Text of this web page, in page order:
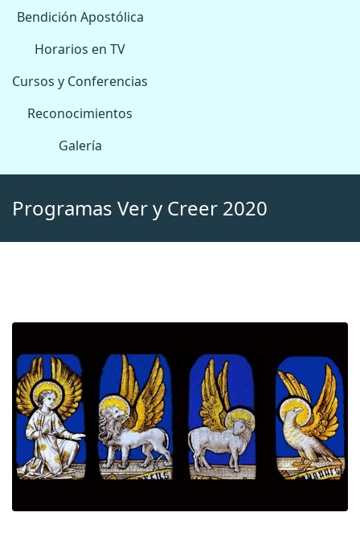
Bendición Apostólica
Horarios en TV
Cursos y Conferencias
Reconocimientos
Galería
Programas Ver y Creer 2020